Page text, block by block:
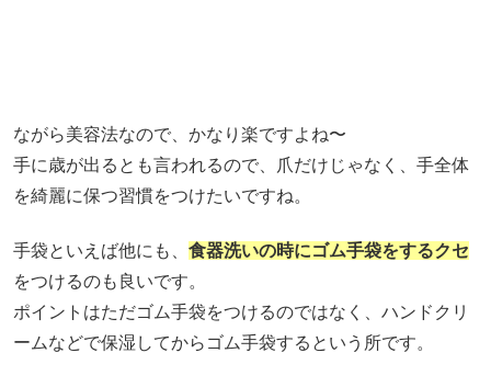
ながら美容法なので、かなり楽ですよね〜
手に歳が出るとも言われるので、爪だけじゃなく、手全体
を綺麗に保つ習慣をつけたいですね。
手袋といえば他にも、 食器洗いの時にゴム手袋をするクセ
をつけるのも良いです。
ポイントはただゴム手袋をつけるのではなく、ハンドクリ
ームなどで保湿してからゴム手袋するという所です。